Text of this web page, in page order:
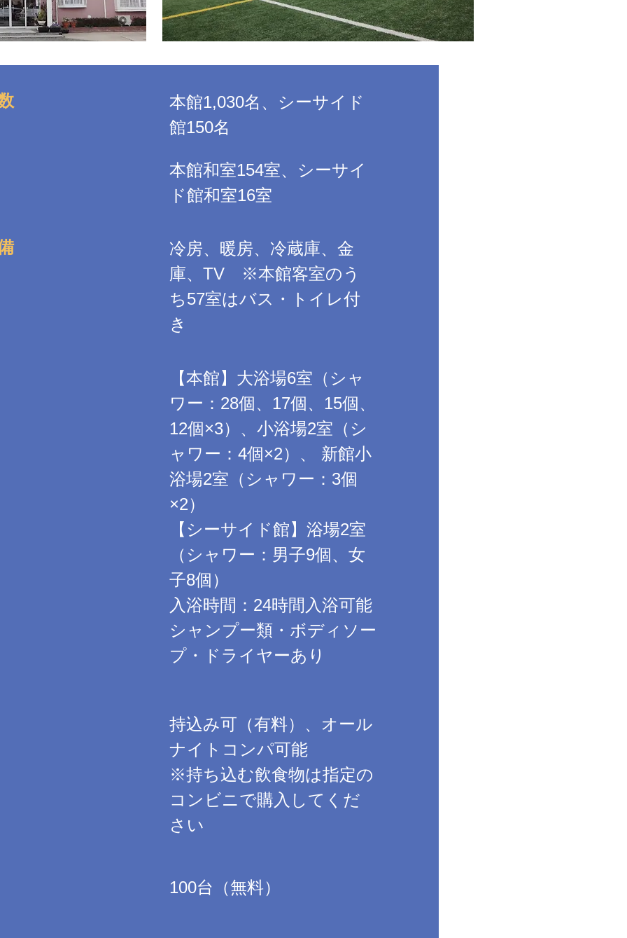
本館1,030名、シーサイド
館150名
本館和室154室、シーサイ
ド館和室16室
冷房、暖房、冷蔵庫、金
庫、TV ※本館客室のう
ち57室はバス・トイレ付
き
【本館】大浴場6室（シャ
ワー：28個、17個、15個、
12個×3）、小浴場2室（シ
ャワー：4個×2）、 新館小
浴場2室（シャワー：3個
×2）
【シーサイド館】浴場2室
（シャワー：男子9個、女
子8個）
入浴時間：24時間入浴可能
シャンプー類・ボディソー
プ・ドライヤーあり
持込み可（有料）、オール
ナイトコンパ可能
※持ち込む飲食物は指定の
コンビニで購入してくだ
さい
100台（無料）